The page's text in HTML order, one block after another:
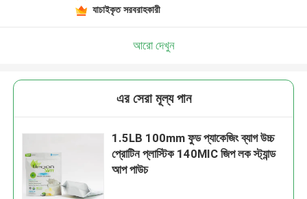
যাচাইকৃত সরবরাহকারী
আরো দেখুন
এর সেরা মূল্য পান
1.5LB 100mm ফুড প্যাকেজিং ব্যাগ উচ্চ
প্রোটিন প্লাস্টিক 140MIC জিপ লক স্ট্যান্ড
আপ পাউচ